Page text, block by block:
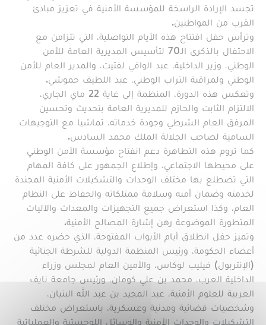
تجسد الإرادة الراسخة للمؤسسة الأمنية في تعزيز مبادئ
القرب من المواطنين.
وترأس حفل افتتاح هذه الأيام التواصلية، التي تتزامن مع
الاحتفال بالذكرى الـ70 لتأسيس المديرية العامة للأمن
الوطني، وزير الداخلية، عبد الوافي لفتيت، والمدير العام للأمن
الوطني ولمراقبة التراب الوطني، عبد اللطيف حموشي.
وتعكس هذه الدورة، المنظمة إلى غاية 22 ماي الجاري،
الالتزام الثابت والحازم للمديرية العامة بتحديث وتحسين
المرفق العام الشرطي وجودة خدماته، تماشيا مع التوجيهات
السامية لصاحب الجلالة الملك محمد السادس.
كما تروم هذه التطاهرة دعم انفتاح مؤسسة الأمن الوطني
على محيطها الاجتماعي، وإطلاع الجمهور على كافة المهام
التي تضطلع بها مختلف الوحدات والتشكيلات الأمنية المجندة
لخدمته وضمان أمنه وسلامة ممتلكاته والحفاظ على النظام
العام، وكذا استعراض جميع التجهيزات والمعدات والآليات
المتطورة الموضوعة رهن إشارة المصالح الأمنية.
وتميز حفل انطلاق أيام الأبواب المفتوحة، الذي حضره عدد من
أعضاء الحكومة، ورئيس المنظمة الدولية للشرطة الجنائية
(الإنتربول) فيليب لوكاس، والأمين العام لمجلس وزراء
الداخلية العرب، محمد بن علي كومان، ورئيس جامعة نايف
العربية للعلوم الأمنية، عبد المجيد بن عبد الله البنيان،
وشخصيات قضائية ومدنية وعسكرية، باستعراض مختلف
التشكيلات والوحدات الأمنية والوسائل اللوجستية والعملياتية